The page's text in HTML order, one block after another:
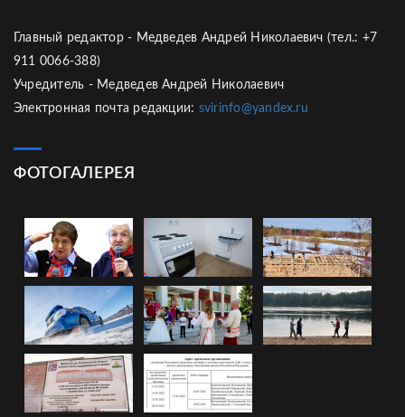
Главный редактор - Медведев Андрей Николаевич (тел.: +7
911 0066-388)
Учредитель - Медведев Андрей Николаевич
Электронная почта редакции: svirinfo@yandex.ru
ФОТОГАЛЕРЕЯ